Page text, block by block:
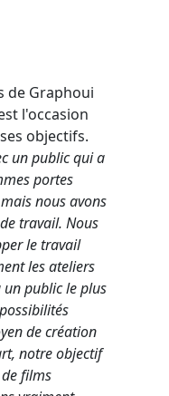
de Graphoui
l'occasion
objectifs.
un public qui a
portes
nous avons
travail. Nous
le travail
les ateliers
public le plus
de création
notre objectif
films